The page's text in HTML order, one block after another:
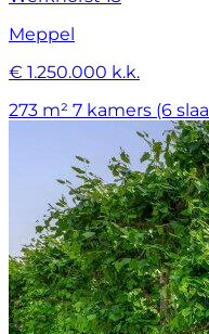
Meppel
€ 1.250.000 k.k.
273 m² 7 kamers (6